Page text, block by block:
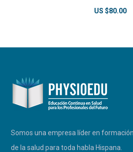
US $80.00
Somos una empresa líder en
de la salud para toda habla Hispana.